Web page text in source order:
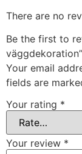
There are no
Be the first to
väggdekoration”
Your email
fields are
Your rating *
Your review *